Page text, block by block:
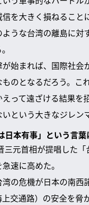
を大きく損ねること
うな台湾の離島に
始まれば、国際社
のとなるだろう。こ
って遠ざける結果を
という大きなジレン
日本有事」という言
三元首相が提唱した
速に高めた。
の危機が日本の南
交通路）の安全を